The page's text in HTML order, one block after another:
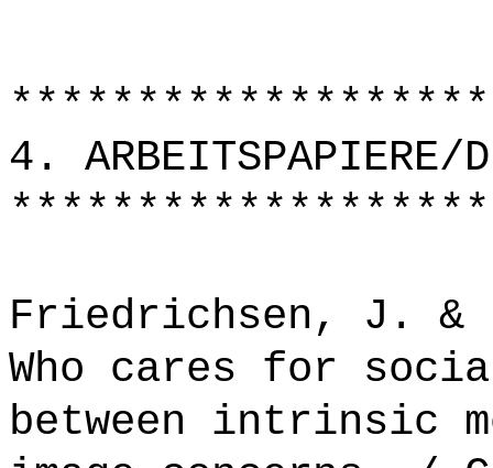
4. ARBEITSPAPIERE/
Friedrichsen, J. &
Who cares for
between intrinsic